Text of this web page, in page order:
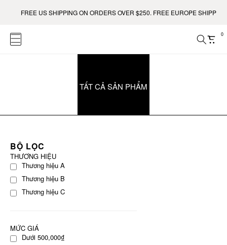
FREE US SHIPPING ON ORDERS OVER $250. FREE EUROPE SHIPPING
0
TẤT CẢ SẢN PHẨM
BỘ LỌC
THƯƠNG HIỆU
Thương hiệu A
Thương hiệu B
Thương hiệu C
MỨC GIÁ
Dưới 500,000₫